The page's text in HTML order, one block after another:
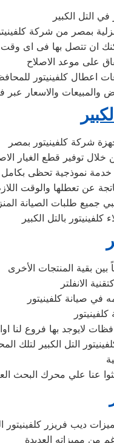
التل الكبير
بمصر من شركة
ان تتصل بها فى اى وقت
على موعد الاصلاح
اعطال كلفينيتور
والاسعار عبر
شركة كلفينيتور بمصر
توفير قطع الغيار
نموذجية تحظى بكامل
عن تعطلها والوقت
جميع طلبات الصيانة
بالتل الكبير
في صيانة كلفينيتور
عنا علي محرك البحث